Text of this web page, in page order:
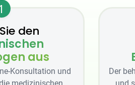
den
aus
Konsultation und
Der